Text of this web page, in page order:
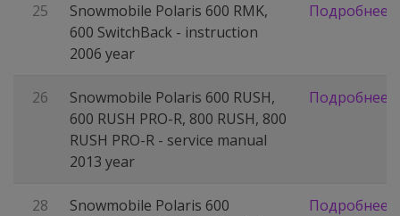
25
Snowmobile Polaris 600 RMK,
600 SwitchBack - instruction
2006 year
Подробнее
26
Snowmobile Polaris 600 RUSH,
600 RUSH PRO-R, 800 RUSH, 800
RUSH PRO-R - service manual
2013 year
Подробнее
28
Snowmobile Polaris 600
Подробнее